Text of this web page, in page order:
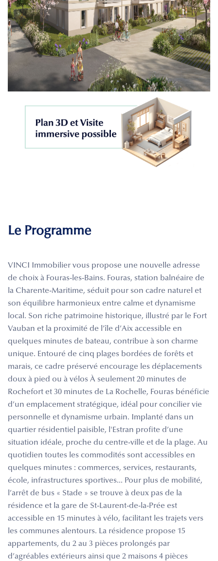
Le Programme
VINCI Immobilier vous propose une nouvelle adresse
de choix à Fouras-les-Bains. Fouras, station balnéaire de
la Charente-Maritime, séduit pour son cadre naturel et
son équilibre harmonieux entre calme et dynamisme
local. Son riche patrimoine historique, illustré par le Fort
Vauban et la proximité de l’île d’Aix accessible en
quelques minutes de bateau, contribue à son charme
unique. Entouré de cinq plages bordées de forêts et
marais, ce cadre préservé encourage les déplacements
doux à pied ou à vélos À seulement 20 minutes de
Rochefort et 30 minutes de La Rochelle, Fouras bénéficie
d’un emplacement stratégique, idéal pour concilier vie
personnelle et dynamisme urbain. Implanté dans un
quartier résidentiel paisible, l'Estran profite d’une
situation idéale, proche du centre-ville et de la plage. Au
quotidien toutes les commodités sont accessibles en
quelques minutes : commerces, services, restaurants,
école, infrastructures sportives... Pour plus de mobilité,
l’arrêt de bus « Stade » se trouve à deux pas de la
résidence et la gare de St-Laurent-de-la-Prée est
accessible en 15 minutes à vélo, facilitant les trajets vers
les communes alentours. La résidence propose 15
appartements, du 2 au 3 pièces prolongés par
d’agréables extérieurs ainsi que 2 maisons 4 pièces